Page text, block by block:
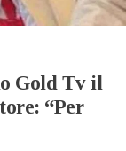
Gold Tv il
“Per